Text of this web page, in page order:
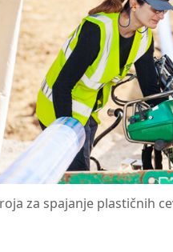
za spajanje plastičnih